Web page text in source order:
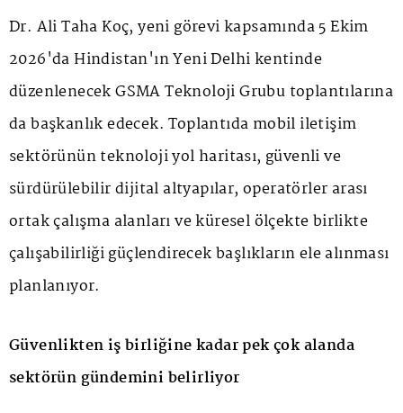
Dr. Ali Taha Koç, yeni görevi kapsamında 5 Ekim
2026'da Hindistan'ın Yeni Delhi kentinde
düzenlenecek GSMA Teknoloji Grubu toplantılarına
da başkanlık edecek. Toplantıda mobil iletişim
sektörünün teknoloji yol haritası, güvenli ve
sürdürülebilir dijital altyapılar, operatörler arası
ortak çalışma alanları ve küresel ölçekte birlikte
çalışabilirliği güçlendirecek başlıkların ele alınması
planlanıyor.
Güvenlikten iş birliğine kadar pek çok alanda
sektörün gündemini belirliyor